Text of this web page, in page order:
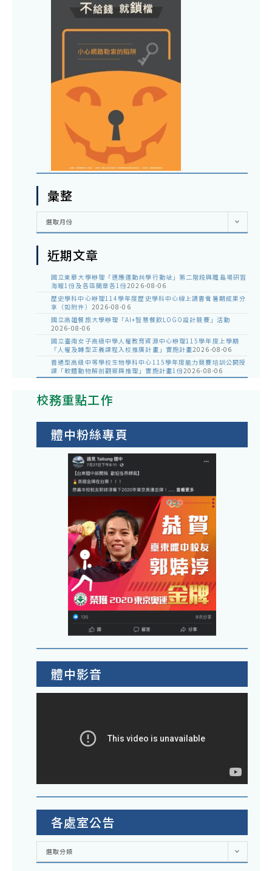
彙整
彙
選取月份
近期文章
國立東華大學辦理「適應運動共學行動站」第二階段與離島場研習
海報1份及各區簡章各1份2026-08-06
歷史學科中心辦理114學年度歷史學科中心線上讀書會暑期成果分
享（如附件） 2026-08-06
國立高雄餐旅大學辦理「AI+智慧餐飲LOGO設計競賽」活動
2026-08-06
國立臺南女子高級中學人權教育資源中心辦理115學年度上學期
「人權及轉型正義課程入校推廣計畫」實施計畫2026-08-06
普通型高級中等學校生物學科中心115學年度能力競賽培訓公開授
課「軟體動物解剖觀察與推理」實施計畫1份2026-08-06
校務重點工作
體中粉絲專頁
體中影音
各處室公告
各
室
選取分類